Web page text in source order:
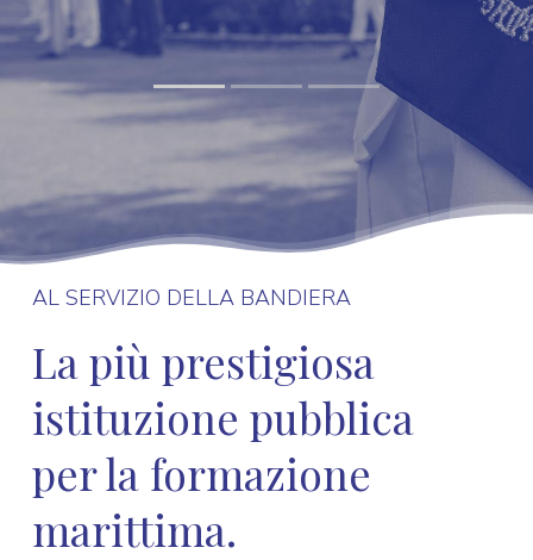
AL SERVIZIO DELLA BANDIERA
La più prestigiosa
istituzione pubblica
per la formazione
marittima.